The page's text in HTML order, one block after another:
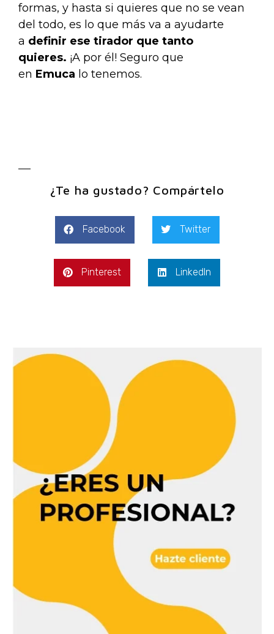
formas, y hasta si quieres que no se vean
del todo, es lo que más va a ayudarte
a definir ese tirador que tanto
quieres. ¡A por él! Seguro que
en Emuca lo tenemos.
¿Te ha gustado? Compártelo
Facebook Twitter
Pinterest LinkedIn